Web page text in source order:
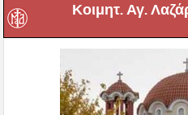
Κοιμητ. Αγ.